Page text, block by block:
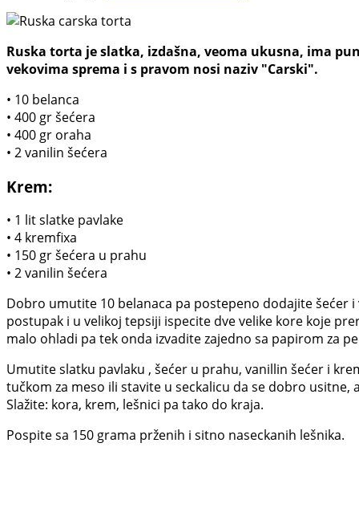
Ruska torta je slatka, izdašna, veoma ukusna, ima
vekovima sprema i s pravom nosi naziv "Carski".
• 10 belanca
• 400 gr šećera
• 400 gr oraha
• 2 vanilin šećera
Krem:
• 1 lit slatke pavlake
• 4 kremfixa
• 150 gr šećera u prahu
• 2 vanilin šećera
Dobro umutite 10 belanaca pa postepeno dodajite
postupak i u velikoj tepsiji ispecite dve velike kore koje
malo ohladi pa tek onda izvadite zajedno sa papirom za
Umutite slatku pavlaku , šećer u prahu, vanillin šećer i
tučkom za meso ili stavite u seckalicu da se dobro usitne,
Slažite: kora, krem, lešnici pa tako do kraja.
Pospite sa 150 grama prženih i sitno naseckanih lešnika.